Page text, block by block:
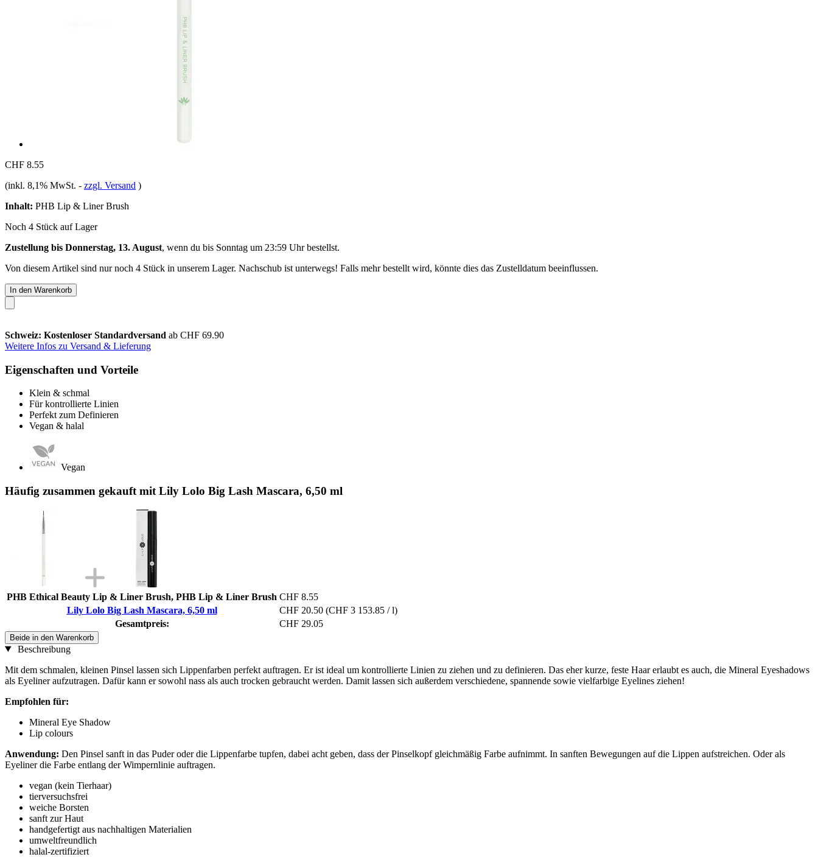
CHF 8.55
(inkl. 8,1% MwSt. - zzgl. Versand )
Inhalt: PHB Lip & Liner Brush
Noch 4 Stück auf Lager
Zustellung bis Donnerstag, 13. August, wenn du bis Sonntag um 23:59 Uhrbestellst.
Von diesem Artikel sind nur noch 4 Stück in unserem Lager. Nachschub ist unterwegs! Falls mehr bestellt wird, könnte dies das Zustelldatum beeinflussen.
In den Warenkorb
Schweiz: Kostenloser Standardversand ab CHF 69.90
Weitere Infos zu Versand & Lieferung
Eigenschaften und Vorteile
Klein & schmal
Für kontrollierte Linien
Perfekt zum Definieren
Vegan & halal
Vegan
Häufig zusammen gekauft mit Lily Lolo Big Lash Mascara, 6,50 ml
PHB Ethical Beauty Lip & Liner Brush, PHB Lip & Liner Brush CHF 8.55
Lily Lolo Big Lash Mascara, 6,50 ml
CHF 20.50 (CHF 3 153.85 / l)
Gesamtpreis:
CHF 29.05
Beide in den Warenkorb
Beschreibung
Mit dem schmalen, kleinen Pinsel lassen sich Lippenfarben perfekt auftragen. Er ist ideal um kontrollierte Linien zu ziehen und zu definieren. Das eher kurze, feste Haar erlaubt es auch, die Mineral Eyeshadows
als Eyeliner aufzutragen. Dafür kann er sowohl nass als auch trocken gebraucht werden. Damit lassen sich außerdem verschiedene, spannende sowie vielfarbige Eyelines ziehen!
Empfohlen für:
Mineral Eye Shadow
Lip colours
Anwendung: Den Pinsel sanft in das Puder oder die Lippenfarbe tupfen, dabei acht geben, dass der Pinselkopf gleichmäßig Farbe aufnimmt. In sanften Bewegungen auf die Lippen aufstreichen. Oder als
Eyeliner die Farbe entlang der Wimpernlinie auftragen.
vegan (kein Tierhaar)
tierversuchsfrei
weiche Borsten
sanft zur Haut
handgefertigt aus nachhaltigen Materialien
umweltfreundlich
halal-zertifiziert